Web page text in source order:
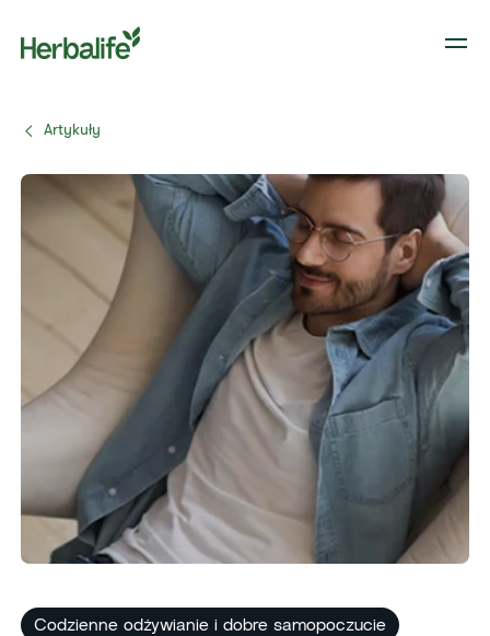
Artykuły
Codzienne odżywianie i dobre samopoczucie